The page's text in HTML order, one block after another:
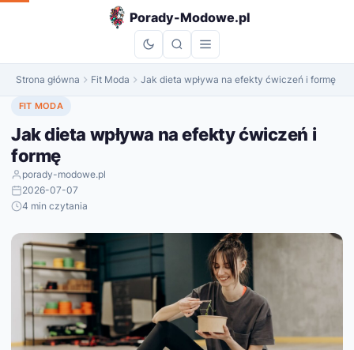
do
Porady-Modowe.pl
Strona główna Fit Moda Jak dieta wpływa na efekty ćwiczeń i formę
FIT MODA
Jak dieta wpływa na efekty ćwiczeń i
formę
porady-modowe.pl
2026-07-07
4 min czytania